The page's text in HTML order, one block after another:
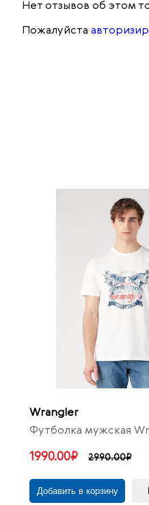
Нет отзывов об этом
Пожалуйста
Wrangler
Футболка мужская
1990.00₽ 2990.00₽
Добавить в корзину